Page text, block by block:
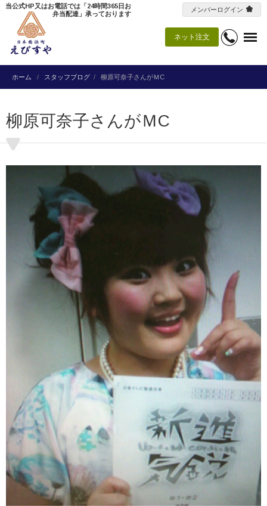
ネット注文
当公式HP又はお電話では「24時間365日お
弁当配達」承っております
メンバーログイン
ホーム スタッフブログ 柳原可奈子さんがＭC
柳原可奈子さんがＭC